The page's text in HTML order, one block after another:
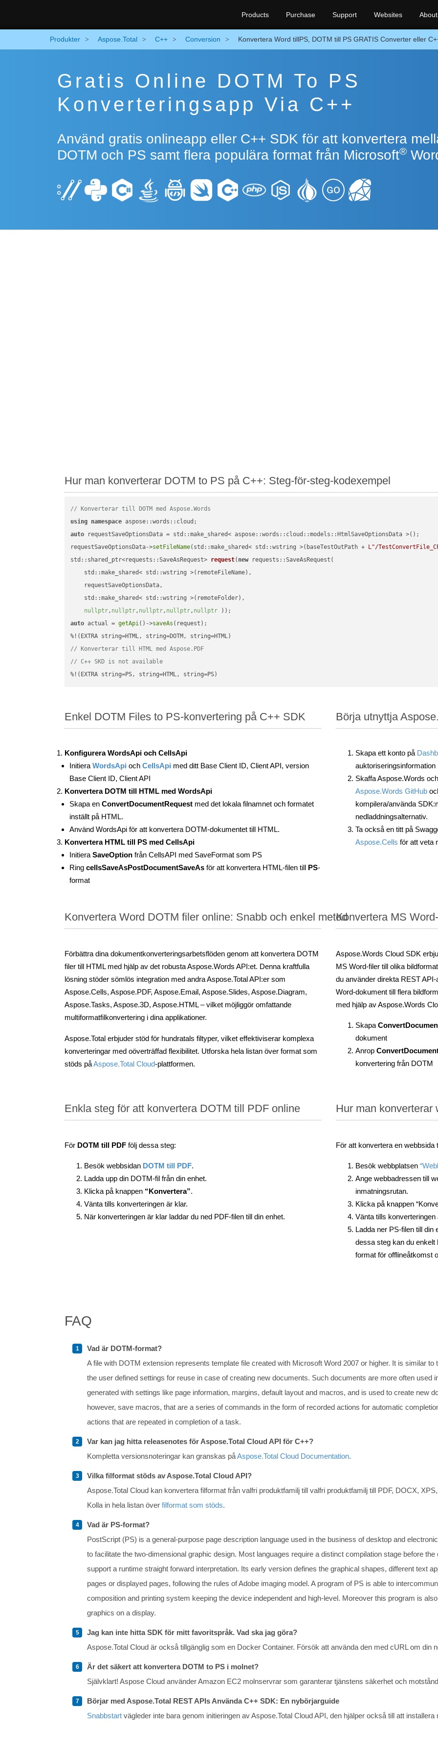
Products Purchase Support Websites About
Produkter Aspose.Total C++ Conversion Konvertera Word tillPS, DOTM till PS GRATIS Converter eller
Gratis Online DOTM To PS
Konverteringsapp Via C++
Använd gratis onlineapp eller C++ SDK för att konvertera
DOTM och PS samt flera populära format från Microsoft®
Hur man konverterar DOTM to PS på C++: Steg-för-steg-kodexempel
// Konverterar till DOTM med Aspose.Words
using namespace
auto requestSaveOptionsData = std::make_shared< aspose::words::cloud::models::HtmlSaveOptionsData >();
requestSaveOptionsData->setFileName(std::make_shared< std::wstring >(baseTestOutPath + L"/
std::shared_ptr<requests::SaveAsRequest> request( new requests::SaveAsRequest(
    std::make_shared< std::wstring >(remoteFileName),
    requestSaveOptionsData,
    std::make_shared< std::wstring >(remoteFolder),
nullptr, nullptr, nullptr, nullptr, nullptr ))
auto actual = getApi()->saveAs (request);
// Konverterar till HTML med Aspose.PDF
// C++ SKD is not available
%!(EXTRA string=PS, string=HTML, string=PS)
Enkel DOTM Files to PS-konvertering på C++ SDK
Konfigurera WordsApi och CellsApi
Initiera WordsApi och CellsApi med ditt Base Client ID, Client API, version
Base Client ID, Client API
Konvertera DOTM till HTML med WordsApi
Skapa en ConvertDocumentRequest med det lokala filnamnet och formatet
inställt på HTML.
Använd WordsApi för att konvertera DOTM-dokumentet till HTML.
Konvertera HTML till PS med CellsApi
Initiera SaveOption från CellsAPI med SaveFormat som PS
Ring cellsSaveAsPostDocumentSaveAs för att konvertera HTML-filen till PS-
format
Börja utnyttja
Skapa ett konto på
auktoriseringsinformation
Skaffa Aspose.Words
Aspose.Words GitHub
kompilera/använda
nedladdningsalternativ.
Ta också en titt på
Aspose.Cells för att veta
Konvertera Word DOTM filer online: Snabb och enkel metod
Förbättra dina dokumentkonverteringsarbetsflöden genom att konvertera DOTM
filer till HTML med hjälp av det robusta Aspose.Words API:et. Denna kraftfulla
lösning stöder sömlös integration med andra Aspose.Total API:er som
Aspose.Cells, Aspose.PDF, Aspose.Email, Aspose.Slides, Aspose.Diagram,
Aspose.Tasks, Aspose.3D, Aspose.HTML – vilket möjliggör omfattande
multiformatfilkonvertering i dina applikationer.
Aspose.Total erbjuder stöd för hundratals filtyper, vilket effektiviserar komplexa
konverteringar med oöverträffad flexibilitet. Utforska hela listan över format som
stöds påAspose.Total Cloud-plattformen.
Konvertera MS
Aspose.Words Cloud SDK
MS Word-filer till olika
du använder direkta REST
Word-dokument till flera
med hjälp av Aspose.Words
Skapa
dokument
Anrop
konvertering från DOTM
Enkla steg för att konvertera DOTM till PDF online
För DOTM till PDF följ dessa steg:
Besök webbsidan DOTM till PDF.
Ladda upp din DOTM-fil från din enhet.
Klicka på knappen “Konvertera”.
Vänta tills konverteringen är klar.
När konverteringen är klar laddar du ned PDF-filen till din enhet.
Hur man konverterar
För att konvertera en
Besök webbplatsen
Ange webbadressen till
inmatningsrutan.
Klicka på knappen
Vänta tills konverteringen
Ladda ner PS-filen till din
dessa steg kan du
format för offlineåtkomst
FAQ
Vad är DOTM-format?
A file with DOTM extension represents template file created with Microsoft Word 2007 or higher. It is similar
the user defined settings for reuse in case of creating new documents. Such documents are more often used
generated with settings like page information, margins, default layout and macros, and is used to create new
however, save macros, that are a series of commands in the form of recorded actions for automatic
actions that are repeated in completion of a task.
Var kan jag hitta releasenotes för Aspose.Total Cloud API för C++?
Kompletta versionsnoteringar kan granskas påAspose.Total Cloud Documentation.
Vilka filformat stöds av Aspose.Total Cloud API?
Aspose.Total Cloud kan konvertera filformat från valfri produktfamilj till valfri produktfamilj till PDF, DOCX,
Kolla in hela listan över filformat som stöds.
Vad är PS-format?
PostScript (PS) is a general-purpose page description language used in the business of desktop and
to facilitate the two-dimensional graphic design. Most languages require a distinct compilation stage before
support a runtime straight forward interpretation. Its early version defines the graphical shapes, different text
pages or displayed pages, following the rules of Adobe imaging model. A program of PS is able to
composition and printing system keeping the device independent and high-level. Moreover this program is
graphics on a display.
Jag kan inte hitta SDK för mitt favoritspråk. Vad ska jag göra?
Aspose.Total Cloud är också tillgänglig som en Docker Container. Försök att använda den med cURL om din
Är det säkert att konvertera DOTM to PS i molnet?
Självklart! Aspose Cloud använder Amazon EC2 molnservrar som garanterar tjänstens säkerhet och
Börjar med Aspose.Total REST APIs Använda C++ SDK: En nybörjarguide
Snabbstart vägleder inte bara genom initieringen av Aspose.Total Cloud API, den hjälper också till att installera